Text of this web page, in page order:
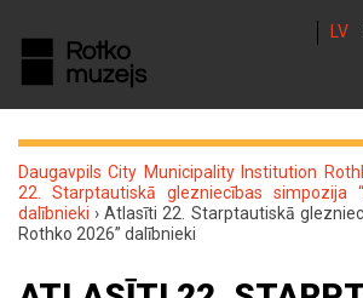
LV
Daugavpils City Municipality Institution
22. Starptautiskā glezniecības simpozija
dalībnieki ›Atlasīti 22. Starptautiskā
Rothko 2026” dalībnieki